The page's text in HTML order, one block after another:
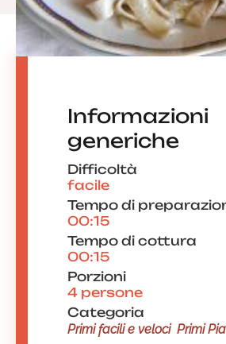
Informazioni
generiche
Difficoltà
facile
Tempo di
00:15
Tempo di cottura
00:15
Porzioni
4 persone
Categoria
Primi facili e veloci Primi